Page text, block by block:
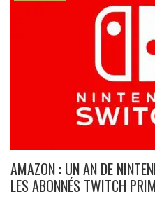
AMAZON : UN AN DE
LES ABONNÉS TWITCH